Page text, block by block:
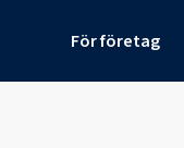
För företag